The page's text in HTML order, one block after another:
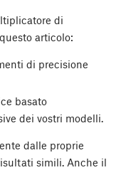
di
articolo:
di precisione
basato
dei vostri modelli.
dalle proprie
simili. Anche il